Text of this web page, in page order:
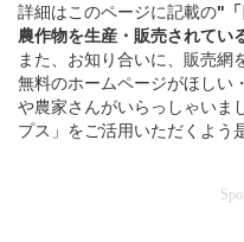
詳細はこのページに記載の"「
農作物を生産・販売されてい
また、お知り合いに、販売網
無料のホームページがほしい
や農家さんがいらっしゃいま
プス」をご活用いただくよう